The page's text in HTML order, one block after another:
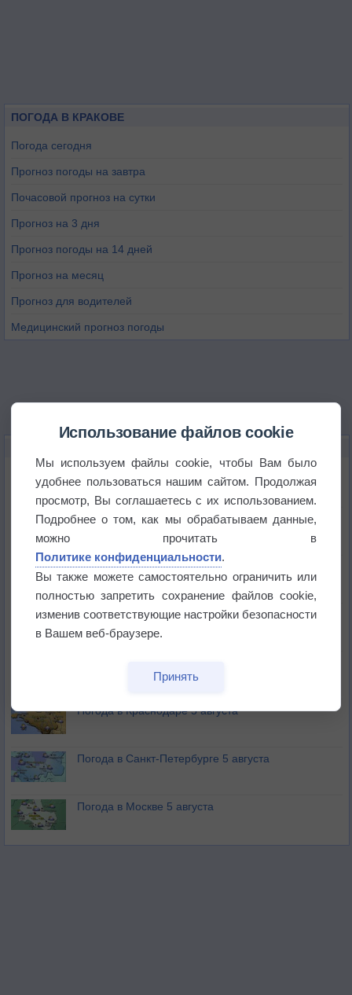
ПОГОДА В КРАКОВЕ
Погода сегодня
Прогноз погоды на завтра
Почасовой прогноз на сутки
Прогноз на 3 дня
Прогноз погоды на 14 дней
Прогноз на месяц
Прогноз для водителей
Медицинский прогноз погоды
Дневная температура воздуха в ОАЭ превысила
+51°
Европейские столицы бьют рекорды жары
Впервые за 155 лет в Лондоне в течение месяца
не выпадал дождь
Лето продолжит щедро раздавать своё тепло!
Погода в Краснодаре 5 августа
Погода в Санкт-Петербурге 5 августа
Погода в Москве 5 августа
Использование файлов cookie
Мы используем файлы cookie, чтобы Вам было
удобнее пользоваться нашим сайтом. Продолжая
просмотр, Вы соглашаетесь с их использованием.
Подробнее о том, как мы обрабатываем данные,
можно прочитать в
Политике конфиденциальности.
Вы также можете самостоятельно ограничить или
полностью запретить сохранение файлов cookie,
изменив соответствующие настройки безопасности
в Вашем веб-браузере.
Принять